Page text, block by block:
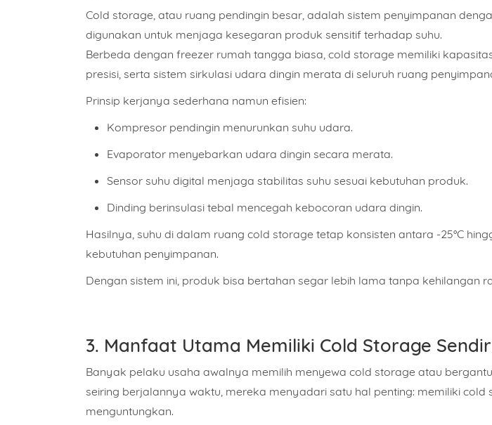
Cold storage, atau ruang pendingin besar , adalah sistem penyimpanan
digunakan untuk menjaga kesegaran produk sensitif terhadap suhu.
Berbeda dengan freezer rumah tangga biasa, cold storage memiliki
presisi, serta sistem sirkulasi udara dingin merata di seluruh ruang
Prinsip kerjanya sederhana namun efisien:
Kompresor pendingin menurunkan suhu udara.
Evaporator menyebarkan udara dingin secara merata.
Sensor suhu digital menjaga stabilitas suhu sesuai kebutuhan produk.
Dinding berinsulasi tebal mencegah kebocoran udara dingin.
Hasilnya, suhu di dalam ruang cold storage tetap konsisten antara -25°C
kebutuhan penyimpanan.
Dengan sistem ini, produk bisa bertahan segar lebih lama tanpa kehilangan
3. Manfaat Utama Memiliki Cold Storage
Banyak pelaku usaha awalnya memilih menyewa cold storage atau
seiring berjalannya waktu, mereka menyadari satu hal penting: memiliki cold
menguntungkan.